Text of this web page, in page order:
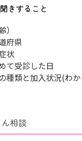
きすること
府県
状
て受診した日
種類と加入状況(わ
相談